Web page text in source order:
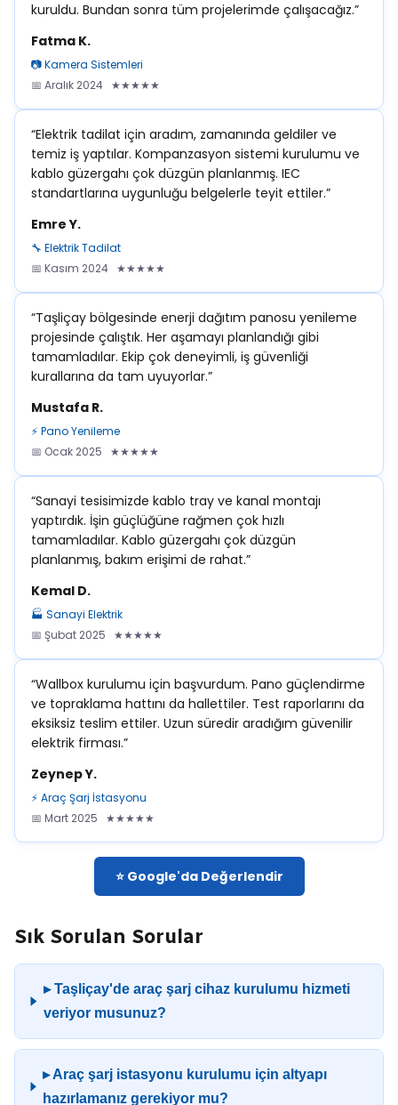
kuruldu. Bundan sonra tüm projelerimde çalışacağız.”
Fatma K.
📷 Kamera Sistemleri
📅 Aralık 2024 ★★★★★
“Elektrik tadilat için aradım, zamanında geldiler ve
temiz iş yaptılar. Kompanzasyon sistemi kurulumu ve
kablo güzergahı çok düzgün planlanmış. IEC
standartlarına uygunluğu belgelerle teyit ettiler.”
Emre Y.
🔧 Elektrik Tadilat
📅 Kasım 2024 ★★★★★
“Taşliçay bölgesinde enerji dağıtım panosu yenileme
projesinde çalıştık. Her aşamayı planlandığı gibi
tamamladılar. Ekip çok deneyimli, iş güvenliği
kurallarına da tam uyuyorlar.”
Mustafa R.
⚡ Pano Yenileme
📅 Ocak 2025 ★★★★★
“Sanayi tesisimizde kablo tray ve kanal montajı
yaptırdık. İşin güçlüğüne rağmen çok hızlı
tamamladılar. Kablo güzergahı çok düzgün
planlanmış, bakım erişimi de rahat.”
Kemal D.
🏭 Sanayi Elektrik
📅 Şubat 2025 ★★★★★
“Wallbox kurulumu için başvurdum. Pano güçlendirme
ve topraklama hattını da hallettiler. Test raporlarını da
eksiksiz teslim ettiler. Uzun süredir aradığım güvenilir
elektrik firması.”
Zeynep Y.
⚡ Araç Şarj İstasyonu
📅 Mart 2025 ★★★★★
⭐ Google'da Değerlendir
Sık Sorulan Sorular
▸ Taşliçay'de araç şarj cihaz kurulumu hizmeti
veriyor musunuz?
▸ Araç şarj istasyonu kurulumu için altyapı
hazırlamanız gerekiyor mu?